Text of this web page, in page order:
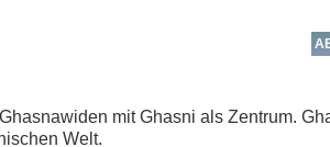
mit Ghasni als Zentrum.
Welt.